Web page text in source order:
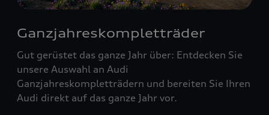
Ganzjahreskompletträder
Gut gerüstet das ganze Jahr über: Entdecken Sie
unsere Auswahl an Audi
Ganzjahreskompletträdern und bereiten Sie Ihren
Audi direkt auf das ganze Jahr vor.